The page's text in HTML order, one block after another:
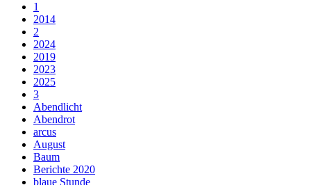
1
2014
2
2024
2019
2023
2025
3
Abendlicht
Abendrot
arcus
August
Baum
Berichte 2020
blaue Stunde